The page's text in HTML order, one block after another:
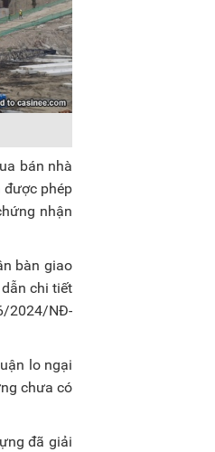
bán nhà
phép
nhận
bàn giao
chi tiết
2024/NĐ-
lo ngại
chưa có
đã giải